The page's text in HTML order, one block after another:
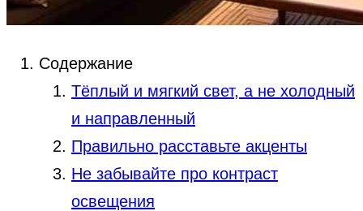
Содержание
Тёплый и мягкий свет, а не холодный
и направленный
Правильно расставьте акценты
Не забывайте про контраст
освещения